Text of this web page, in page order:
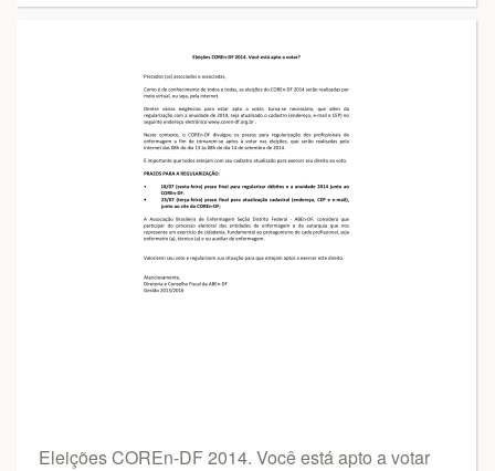
Eleições COREn-DF 2014. Você está apto a votar